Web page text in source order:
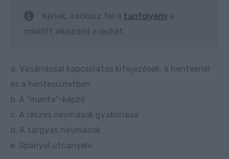
Kérlek, iratkozz fel a tanfolyamra
mielőtt elkezded a leckét.
a. Vásárlással kapcsolatos kifejezések: a hentesnél
és a hentesüzletben
b. A "mente"-képző
c. A részes névmások gyakorlása
d. A tárgyas névmások
e. Spanyol utcanyelv